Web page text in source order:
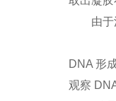
由于
DNA 形
观察